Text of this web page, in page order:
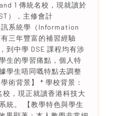
1 傳統名校，現就讀於
），主修會計
系統學（Information
三年豐富的補習經驗
到中學 DSE 課程均有涉
生的學習痛點，個人特
學生唔同嘅特點去調整
術背景】 * 學校背景：
校，現正就讀香港科技大
統。 【教學特色與學生